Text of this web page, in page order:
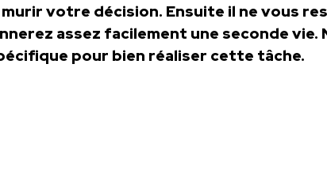
votre décision. Ensuite il ne vous
assez facilement une seconde vie.
pour bien réaliser cette tâche.